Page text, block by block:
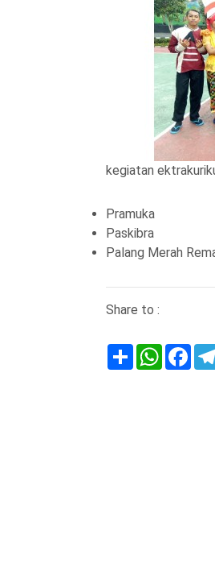
kegiatan
Pramuka
Paskibra
Palang Merah
Share to :
Share